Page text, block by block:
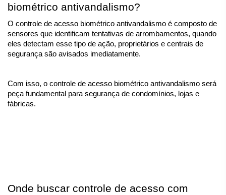
biométrico antivandalismo?
O controle de acesso biométrico antivandalismo é composto de
sensores que identificam tentativas de arrombamentos, quando
eles detectam esse tipo de ação, proprietários e centrais de
segurança são avisados imediatamente.
Com isso, o controle de acesso biométrico antivandalismo será
peça fundamental para segurança de condomínios, lojas e
fábricas.
Onde buscar controle de acesso com